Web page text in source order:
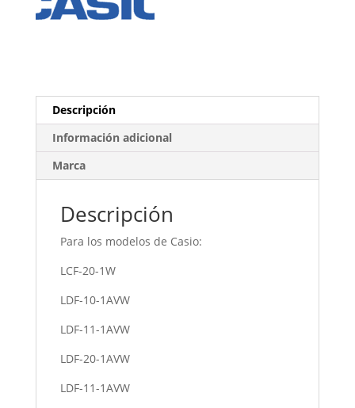
Descripción
Información adicional
Marca
Descripción
Para los modelos de Casio:
LCF-20-1W
LDF-10-1AVW
LDF-11-1AVW
LDF-20-1AVW
LDF-11-1AVW